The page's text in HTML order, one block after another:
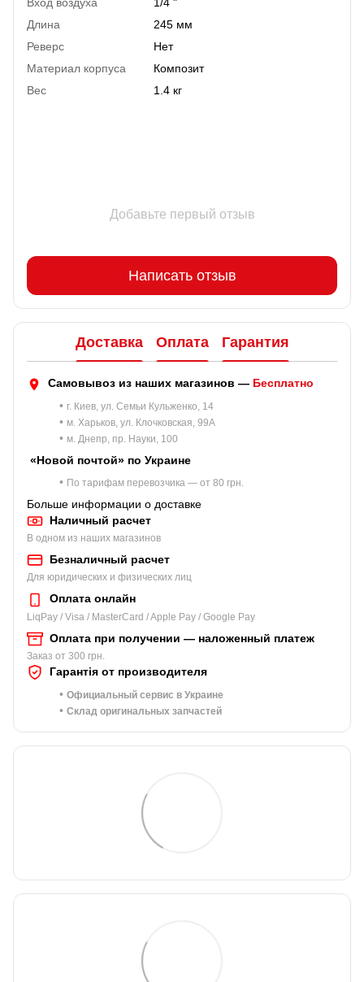
Вход воздуха
1/4 "
Длина
245 мм
Реверс
Нет
Материал корпуса
Композит
Вес
1.4 кг
Добавьте первый отзыв
Написать отзыв
Доставка Оплата Гарантия
Самовывоз из наших магазинов — Бесплатно
• г. Киев, ул. Семьи Кульженко, 14
• м. Харьков, ул. Клочковская, 99A
• м. Днепр, пр. Науки, 100
«Новой почтой» по Украине
• По тарифам перевозчика — от 80 грн.
Больше информации о доставке
Наличный расчет
В одном из наших магазинов
Безналичный расчет
Для юридических и физических лиц
Оплата онлайн
LiqPay / Visa / MasterCard / Apple Pay / Google Pay
Оплата при получении — наложенный платеж
Заказ от 300 грн.
Гарантія от производителя
• Официальный сервис в Украине
• Склад оригинальных запчастей